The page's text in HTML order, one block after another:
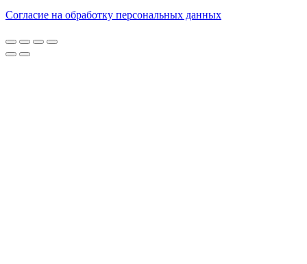
Согласие на обработку персональных данных